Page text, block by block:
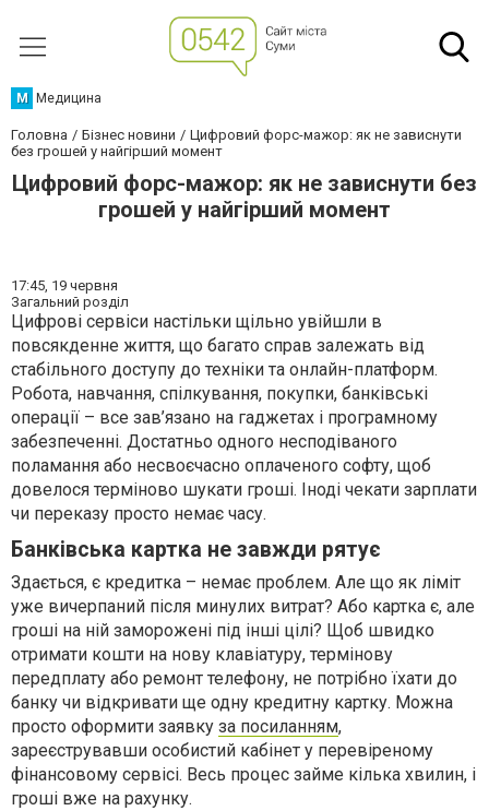
М Медицина
Головна Бізнес новини
Цифровий форс-мажор: як не зависнути
без грошей у найгірший момент
Цифровий форс-мажор: як не зависнути без
грошей у найгірший момент
17:45, 19 червня
Загальний розділ
Цифрові сервіси настільки щільно увійшли в
повсякденне життя, що багато справ залежать від
стабільного доступу до техніки та онлайн-платформ.
Робота, навчання, спілкування, покупки, банківські
операції – все зав’язано на гаджетах і програмному
забезпеченні. Достатньо одного несподіваного
поламання або несвоєчасно оплаченого софту, щоб
довелося терміново шукати гроші. Іноді чекати зарплати
чи переказу просто немає часу.
Банківська картка не завжди рятує
Здається, є кредитка – немає проблем. Але що як ліміт
уже вичерпаний після минулих витрат? Або картка є, але
гроші на ній заморожені під інші цілі? Щоб швидко
отримати кошти на нову клавіатуру, термінову
передплату або ремонт телефону, не потрібно їхати до
банку чи відкривати ще одну кредитну картку. Можна
просто оформити заявку за посиланням,
зареєструвавши особистий кабінет у перевіреному
фінансовому сервісі. Весь процес займе кілька хвилин, і
гроші вже на рахунку.